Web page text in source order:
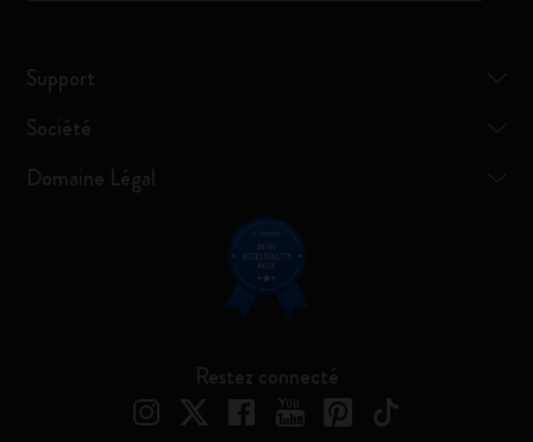
Support
Société
Domaine Légal
Restez connecté